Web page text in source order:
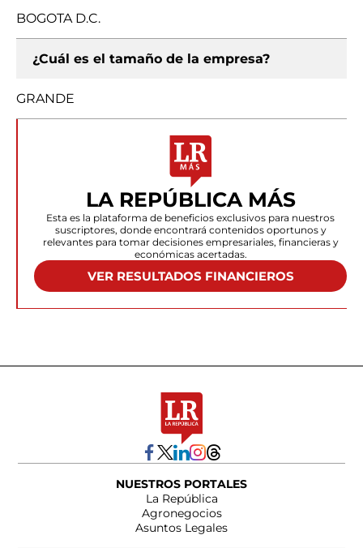
BOGOTA D.C.
¿Cuál es el tamaño de la empresa?
GRANDE
LA REPÚBLICA MÁS
Esta es la plataforma de beneficios exclusivos para nuestros
suscriptores, donde encontrará contenidos oportunos y
relevantes para tomar decisiones empresariales, financieras y
económicas acertadas.
VER RESULTADOS FINANCIEROS
NUESTROS PORTALES
La República
Agronegocios
Asuntos Legales